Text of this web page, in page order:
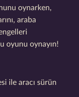
oynarken,
araba
oyunu oynayın!
ile aracı sürün